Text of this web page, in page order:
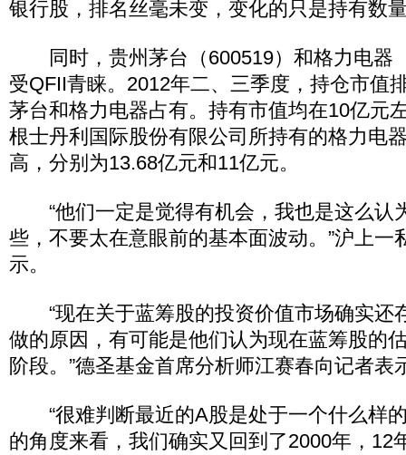
银行股，排名丝毫未变，变化的只是持有数
同时，贵州茅台（600519）和格力电器
受QFII青睐。2012年二、三季度，持仓市值
茅台和格力电器占有。持有市值均在10亿元
根士丹利国际股份有限公司所持有的格力电
高，分别为13.68亿元和11亿元。
“他们一定是觉得有机会，我也是这么认
些，不要太在意眼前的基本面波动。”沪上一
示。
“现在关于蓝筹股的投资价值市场确实还
做的原因，有可能是他们认为现在蓝筹股的
阶段。”德圣基金首席分析师江赛春向记者表
“很难判断最近的A股是处于一个什么样
的角度来看，我们确实又回到了2000年，12